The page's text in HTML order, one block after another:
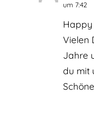
um 7:42
Happy
Vielen
Jahre
du mit